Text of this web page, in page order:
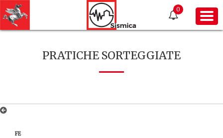
0
PRATICHE SORTEGGIATE
FE